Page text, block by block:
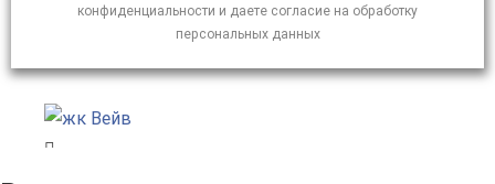
конфиденциальности и даете согласие на обработку
персональных данных